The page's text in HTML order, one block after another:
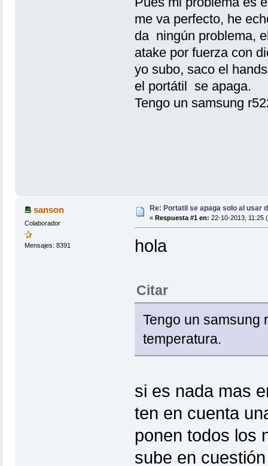
me va perfecto, he
da ningún problema,
atake por fuerza con
yo subo, saco el
el portátil se apaga.
Tengo un samsung
sanson
Colaborador
Mensajes: 8391
Re: Portatil se apaga solo al usar
« Respuesta #1 en: 22-10-2013, 11:25
hola
Citar
Tengo un samsung
temperatura.
si es nada mas
ten en cuenta
ponen todos los
sube en